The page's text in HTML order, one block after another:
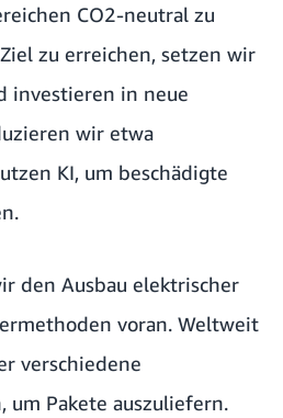
CO2-neutral zu
zu erreichen, setzen wir
investieren in neue
wir etwa
KI, um beschädigte
den Ausbau elektrischer
voran. Weltweit
verschiedene
um Pakete auszuliefern.